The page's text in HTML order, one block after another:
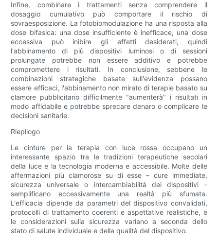
Infine, combinare i trattamenti senza comprendere il
dosaggio cumulativo può comportare il rischio di
sovraesposizione. La fotobiomodulazione ha una risposta alla
dose bifasica: una dose insufficiente è inefficace, una dose
eccessiva può inibire gli effetti desiderati, quindi
l'abbinamento di più dispositivi luminosi o di sessioni
prolungate potrebbe non essere additivo e potrebbe
compromettere i risultati. In conclusione, sebbene le
combinazioni strategiche basate sull'evidenza possano
essere efficaci, l'abbinamento non mirato di terapie basato su
clamore pubblicitario difficilmente "aumenterà" i risultati in
modo affidabile e potrebbe sprecare denaro o complicare le
decisioni sanitarie.
Riepilogo
Le cinture per la terapia con luce rossa occupano un
interessante spazio tra le tradizioni terapeutiche secolari
della luce e la tecnologia moderna e accessibile. Molte delle
affermazioni più clamorose su di esse – cure immediate,
sicurezza universale o intercambiabilità dei dispositivi –
semplificano eccessivamente una realtà più sfumata.
L'efficacia dipende da parametri del dispositivo convalidati,
protocolli di trattamento coerenti e aspettative realistiche, e
le considerazioni sulla sicurezza variano a seconda dello
stato di salute individuale e della qualità del dispositivo.